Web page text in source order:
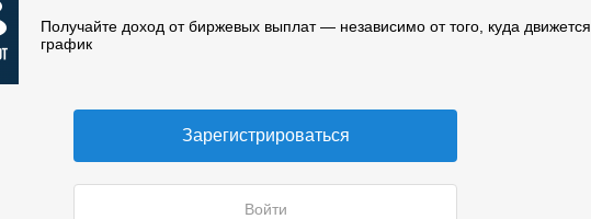
Получайте доход от биржевых выплат — независимо от того, куда движется
график
Зарегистрироваться
Войти
«Умею зарабатывать денежку каждый день!..»